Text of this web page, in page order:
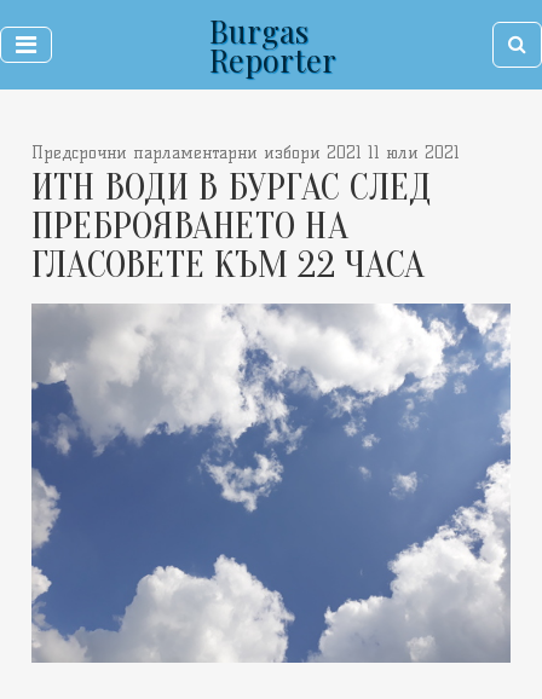
Burgas
Reporter
Предсрочни парламентарни избори 2021 11 юли 2021
ИТН ВОДИ В БУРГАС СЛЕД
ПРЕБРОЯВАНЕТО НА
ГЛАСОВЕТЕ КЪМ 22 ЧАСА